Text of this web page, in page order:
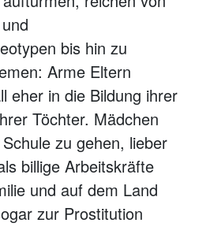
bis hin zu
Arme Eltern
eher in die Bildung ihrer
Töchter. Mädchen
zu gehen, lieber
billige Arbeitskräfte
und auf dem Land
zur Prostitution